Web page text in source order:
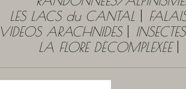
LES LACS du CANTAL
VIDEOS ARACHNIDES
INSECTES
LA FLORE DÉCOMPLEXÉE